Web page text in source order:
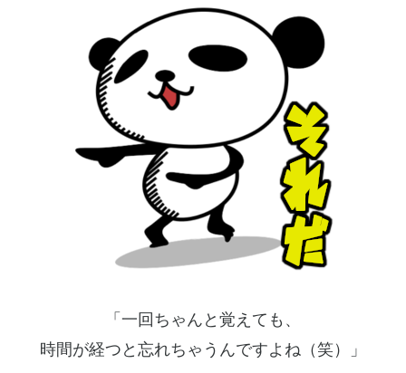
「一回ちゃんと覚えても、
時間が経つと忘れちゃうんですよね（笑）」